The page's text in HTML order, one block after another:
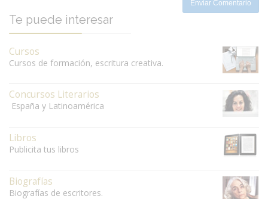
Enviar Comentario
Te puede interesar
Cursos
Cursos de formación, escritura creativa.
Concursos Literarios
España y Latinoamérica
Libros
Publicita tus libros
Biografías
Biografías de escritores.